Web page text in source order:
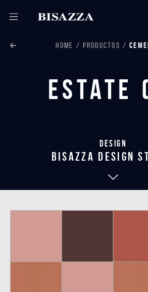
HOME PRODUCTOS
Estate
Design
bisazza design